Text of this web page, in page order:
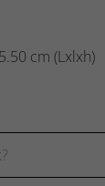
5.50 cm (Lxlxh)